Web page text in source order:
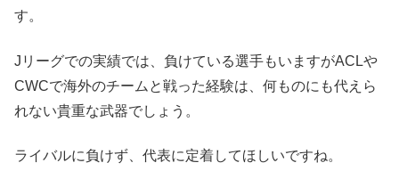
す。
Jリーグでの実績では、負けている選手もいますがACLや
CWCで海外のチームと戦った経験は、何ものにも代えら
れない貴重な武器でしょう。
ライバルに負けず、代表に定着してほしいですね。